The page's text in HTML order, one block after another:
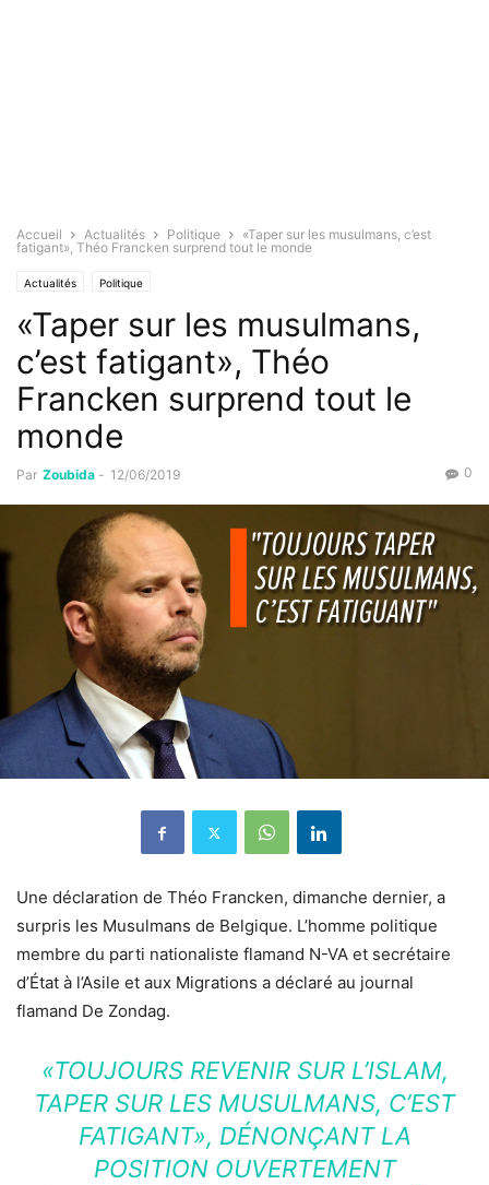
Accueil Actualités Politique
«Taper sur les musulmans, c’est
fatigant», Théo Francken surprend tout le monde
Actualités Politique
«Taper sur les musulmans,
c’est fatigant», Théo
Francken surprend tout le
monde
Par Zoubida - 12/06/2019 0
Une déclaration de Théo Francken, dimanche dernier, a
surpris les Musulmans de Belgique. L’homme politique
membre du parti nationaliste flamand N-VA et secrétaire
d’État à l’Asile et aux Migrations a déclaré au journal
flamand De Zondag.
«TOUJOURS REVENIR SUR L’ISLAM,
TAPER SUR LES MUSULMANS, C’EST
FATIGANT», DÉNONÇANT LA
POSITION OUVERTEMENT